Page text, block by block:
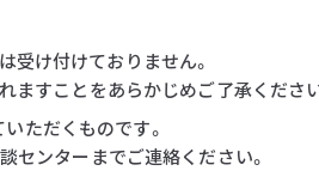
受け付けておりません。
ますことをあらかじめご了承ください
ただくものです。
センターまでご連絡ください。